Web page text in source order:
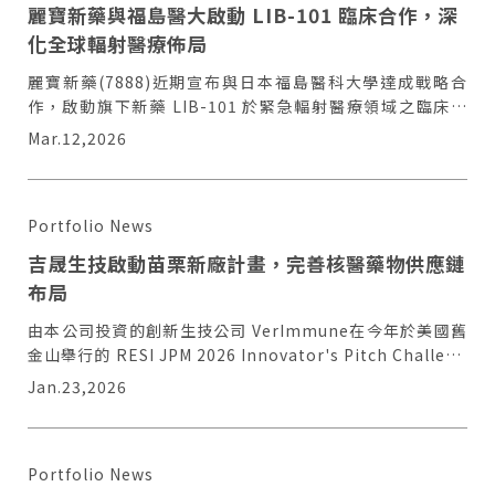
麗寶新藥與福島醫大啟動 LIB-101 臨床合作，深
化全球輻射醫療佈局
麗寶新藥(7888)近期宣布與日本福島醫科大學達成戰略合
作，啟動旗下新藥 LIB-101 於緊急輻射醫療領域之臨床試
驗。
Mar.12,2026
Portfolio News
吉晟生技啟動苗栗新廠計畫，完善核醫藥物供應鏈
布局
由本公司投資的創新生技公司 VerImmune在今年於美國舊
金山舉行的 RESI JPM 2026 Innovator's Pitch Challeng
中，從全球超過90家參與企業中脫穎而出，榮獲第二名殊
Jan.23,2026
Portfolio News